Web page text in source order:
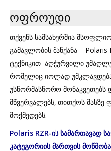
ოფროუდი
თქვენს სამსახურშია
გამავლობის მანქანა – Polaris
ტექნიკით აღჭურვილი
რომელიც იოლად
უსწორმასწორო მონაკვეთებს
მწვერვალებს, თითქოს მასზე
მოქმედებს.
Polaris RZR-ის სამართავად
კატეგორიის მართვის